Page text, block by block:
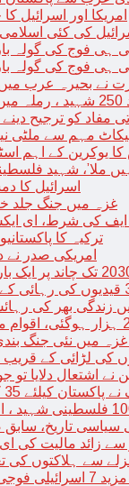
امریکا اور
کی کئی
ہی فوج کی گولہ
ہی فوج کی گولہ
بحیرہ عرب میں 3 جنگی بحری جہاز تعینات کر
کو ترجیح دینے پر3 افغان کرکٹرز کیخلاف
مہم سے ملٹی
یوکرین کے اہم
ملا’، شہید
اسرائیل کا
غزہ میں جنگ جلد
ایف کی شرط، ای
ترکیہ کا
امریکی صدر نے
زندگی بھر کی
غزہ میں نئی جنگ
کی لڑائی کے
نے اشتعال دلایا تو
کیلئے 35 کروڑ ڈالر قرض کی منظوری دے دی
سیاسی تاریخ،
تعداد 127 ہوگئی، 700
129 ہوگئی